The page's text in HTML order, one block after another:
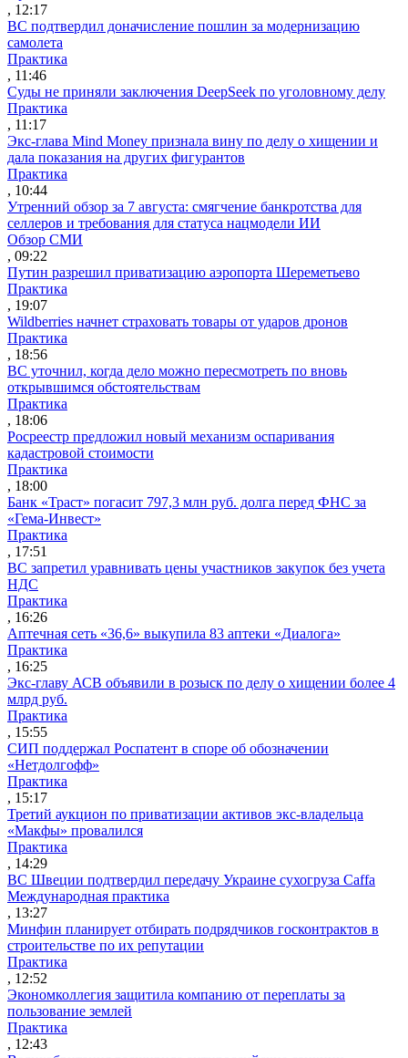
, 12:17
ВС подтвердил доначисление пошлин за модернизацию
самолета
Практика
, 11:46
Суды не приняли заключения DeepSeek по уголовному делу
Практика
, 11:17
Экс-глава Mind Money признала вину по делу о хищении и
дала показания на других фигурантов
Практика
, 10:44
Утренний обзор за 7 августа: смягчение банкротства для
селлеров и требования для статуса нацмодели ИИ
Обзор СМИ
, 09:22
Путин разрешил приватизацию аэропорта Шереметьево
Практика
, 19:07
Wildberries начнет страховать товары от ударов дронов
Практика
, 18:56
ВС уточнил, когда дело можно пересмотреть по вновь
открывшимся обстоятельствам
Практика
, 18:06
Росреестр предложил новый механизм оспаривания
кадастровой стоимости
Практика
, 18:00
Банк «Траст» погасит 797,3 млн руб. долга перед ФНС за
«Гема-Инвест»
Практика
, 17:51
ВС запретил уравнивать цены участников закупок без учета
НДС
Практика
, 16:26
Аптечная сеть «36,6» выкупила 83 аптеки «Диалога»
Практика
, 16:25
Экс-главу АСВ объявили в розыск по делу о хищении более 4
млрд руб.
Практика
, 15:55
СИП поддержал Роспатент в споре об обозначении
«Нетдолгофф»
Практика
, 15:17
Третий аукцион по приватизации активов экс-владельца
«Макфы» провалился
Практика
, 14:29
ВС Швеции подтвердил передачу Украине сухогруза Caffa
Международная практика
, 13:27
Минфин планирует отбирать подрядчиков госконтрактов в
строительстве по их репутации
Практика
, 12:52
Экономколлегия защитила компанию от переплаты за
пользование землей
Практика
, 12:43